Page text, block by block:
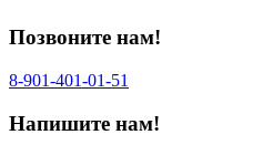
Позвоните нам!
8-901-401‑01‑51‬
Напишите нам!